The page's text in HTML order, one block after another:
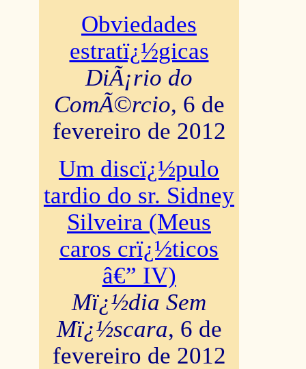
Obviedades
estratï¿½gicas
DiÃ¡rio do
ComÃ©rcio, 6 de
fevereiro de 2012
Um discï¿½pulo
tardio do sr. Sidney
Silveira (Meus
caros crï¿½ticos
â€” IV)
Mï¿½dia Sem
Mï¿½scara, 6 de
fevereiro de 2012